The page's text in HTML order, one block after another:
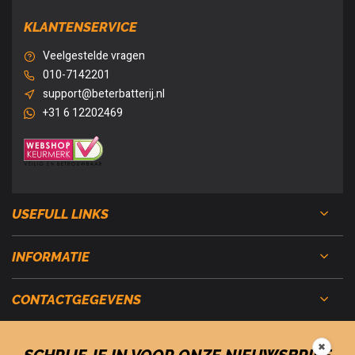
KLANTENSERVICE
Veelgestelde vragen
010-7142201
support@beterbatterij.nl
+31 6 12202469
USEFULL LINKS
INFORMATIE
CONTACTGEGEVENS
✖